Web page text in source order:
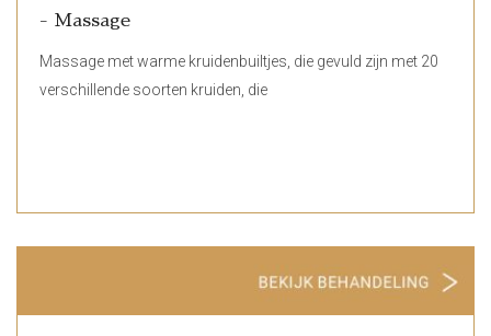
- Massage
Massage met warme kruidenbuiltjes, die gevuld zijn met 20
verschillende soorten kruiden, die